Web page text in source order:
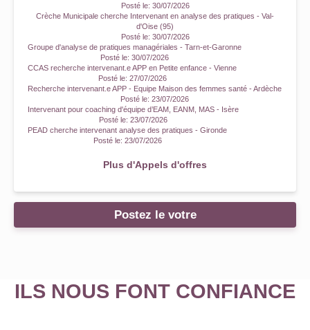
Posté le: 30/07/2026
Crèche Municipale cherche Intervenant en analyse des pratiques - Val-
d'Oise (95)
Posté le: 30/07/2026
Groupe d'analyse de pratiques managériales - Tarn-et-Garonne
Posté le: 30/07/2026
CCAS recherche intervenant.e APP en Petite enfance - Vienne
Posté le: 27/07/2026
Recherche intervenant.e APP - Equipe Maison des femmes santé - Ardèche
Posté le: 23/07/2026
Intervenant pour coaching d'équipe d’EAM, EANM, MAS - Isère
Posté le: 23/07/2026
PEAD cherche intervenant analyse des pratiques - Gironde
Posté le: 23/07/2026
Plus d'Appels d'offres
Postez le votre
ILS NOUS FONT CONFIANCE